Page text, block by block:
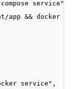
service",
app && docker
service",